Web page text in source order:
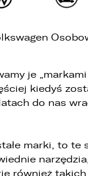
je
kiedyś
do nas
marki, to te
również takich
lub organizacji